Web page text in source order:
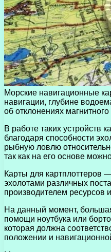
Морские навигационные
навигации, глубине
об отклонениях
В работе таких устройств
благодаря способности
рыбную ловлю
так как на его основе
Карты для картплоттеров
эхолотами различных
производителем ресурсов
На данный момент,
помощи ноутбука или
которая должна
положении и